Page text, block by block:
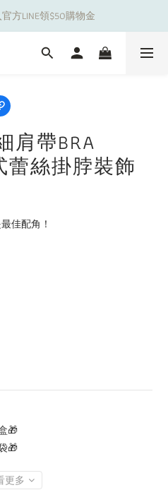
$1199自由配專區
方LINE領$50購物金
件$1199自由配專區
肩帶BRA
蕾絲掛脖裝飾
佳配角！
🎁
🎁
更多